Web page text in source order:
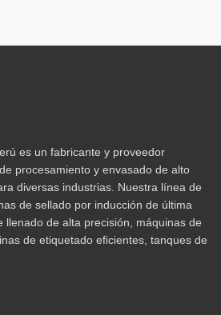
es un fabricante y proveedor
procesamiento y envasado de alto
diversas industrias. Nuestra línea de
de sellado por inducción de última
llenado de alta precisión, máquinas de
de etiquetado eficientes, tanques de